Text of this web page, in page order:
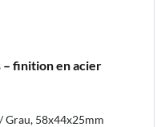
– finition en acier
Grau, 58x44x25mm